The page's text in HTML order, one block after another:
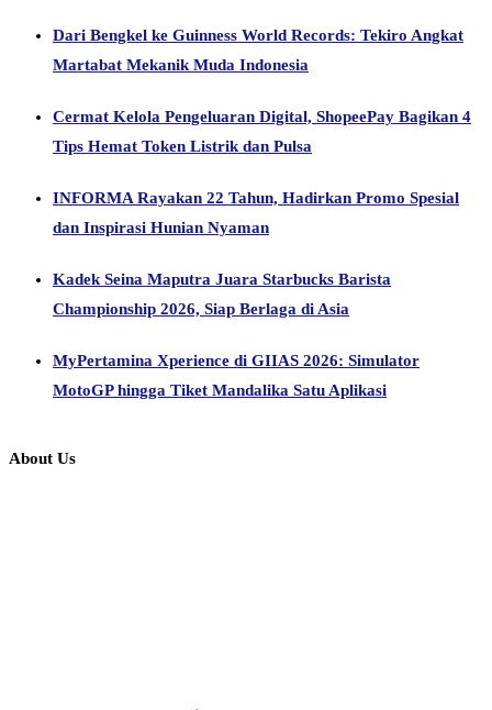
Dari Bengkel ke Guinness World Records: Tekiro Angkat
Martabat Mekanik Muda Indonesia
Cermat Kelola Pengeluaran Digital, ShopeePay Bagikan 4
Tips Hemat Token Listrik dan Pulsa
INFORMA Rayakan 22 Tahun, Hadirkan Promo Spesial
dan Inspirasi Hunian Nyaman
Kadek Seina Maputra Juara Starbucks Barista
Championship 2026, Siap Berlaga di Asia
MyPertamina Xperience di GIIAS 2026: Simulator
MotoGP hingga Tiket Mandalika Satu Aplikasi
About Us